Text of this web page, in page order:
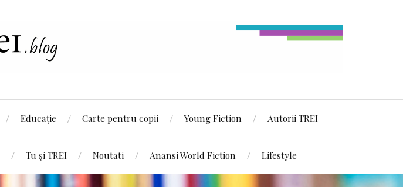
Educație Carte pentru copii Young Fiction Autorii TREI
Tu și TREI Noutati Anansi World Fiction Lifestyle